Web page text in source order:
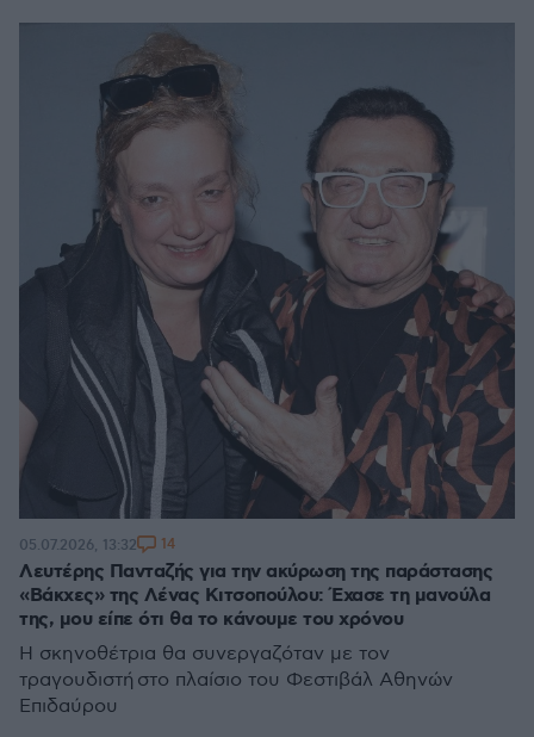
Λευτέρης Πανταζής για την ακύρωση της παράστασης
«Βάκχες» της Λένας Κιτσοπούλου: Έχασε τη μανούλα
της, μου είπε ότι θα το κάνουμε του χρόνου
Η σκηνοθέτρια θα συνεργαζόταν με τον
τραγουδιστή στο πλαίσιο του Φεστιβάλ Αθηνών
Επιδαύρου
05.07.2026, 13:32 14